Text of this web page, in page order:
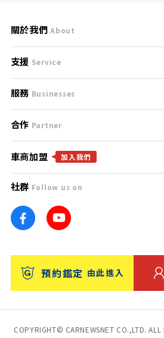
關於我們 About
刊登規範
服務條款
免責聲明
隱私權政策
團隊
車訊網
台灣優良中古車商大獎
支援 Service
支援中心
聯絡我們
服務 Businesses
什麼是Goo鑑定？
找好車
找好店
找海外車
消費者評價
保固
合作 Partner
合作夥伴
廣告合作
車商加盟 加入我們
社群 Follow us on
預約鑑定 由此進入
COPYRIGHT© CARNEWSNET CO.,LTD. ALL